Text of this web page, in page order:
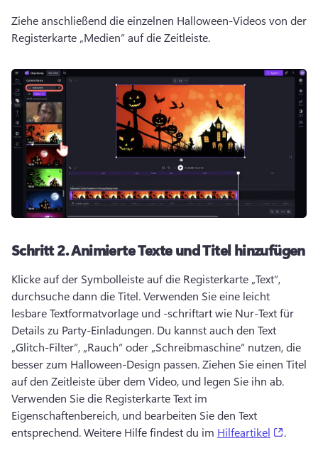
Ziehe anschließend die einzelnen Halloween-Videos von der
Registerkarte „Medien“ auf die Zeitleiste.
Schritt 2.Animierte Texte und Titel hinzufügen
Klicke auf der Symbolleiste auf die Registerkarte „Text“,
durchsuche dann die Titel. Verwenden Sie eine leicht
lesbare Textformatvorlage und -schriftart wie Nur-Text für
Details zu Party-Einladungen. Du kannst auch den Text
„Glitch-Filter“, „Rauch“ oder „Schreibmaschine“ nutzen, die
besser zum Halloween-Design passen. Ziehen Sie einen Titel
Verwenden Sie die Registerkarte Text im
Eigenschaftenbereich, und bearbeiten Sie den Text
entsprechend. Weitere Hilfe findest du im Hilfeartikel .